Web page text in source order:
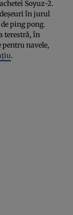
Soyuz-2.
deșeuri în jurul
ping pong.
terestră, în
pentru navele,
.